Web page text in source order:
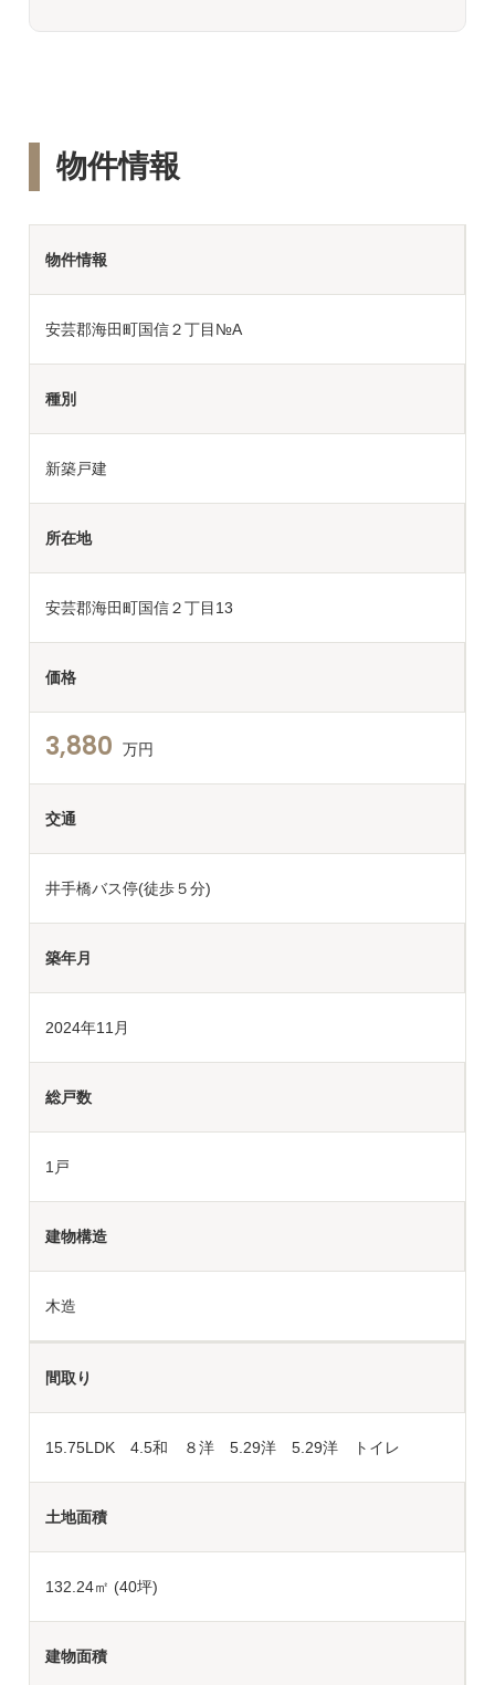
物件情報
物件情報
安芸郡海田町国信２丁目№A
種別
新築戸建
所在地
安芸郡海田町国信２丁目13
価格
3,880 万円
交通
井手橋バス停(徒歩５分)
築年月
2024年11月
総戸数
1戸
建物構造
木造
間取り
15.75LDK 4.5和 ８洋 5.29洋 5.29洋 トイレ
土地面積
132.24㎡ (40坪)
建物面積